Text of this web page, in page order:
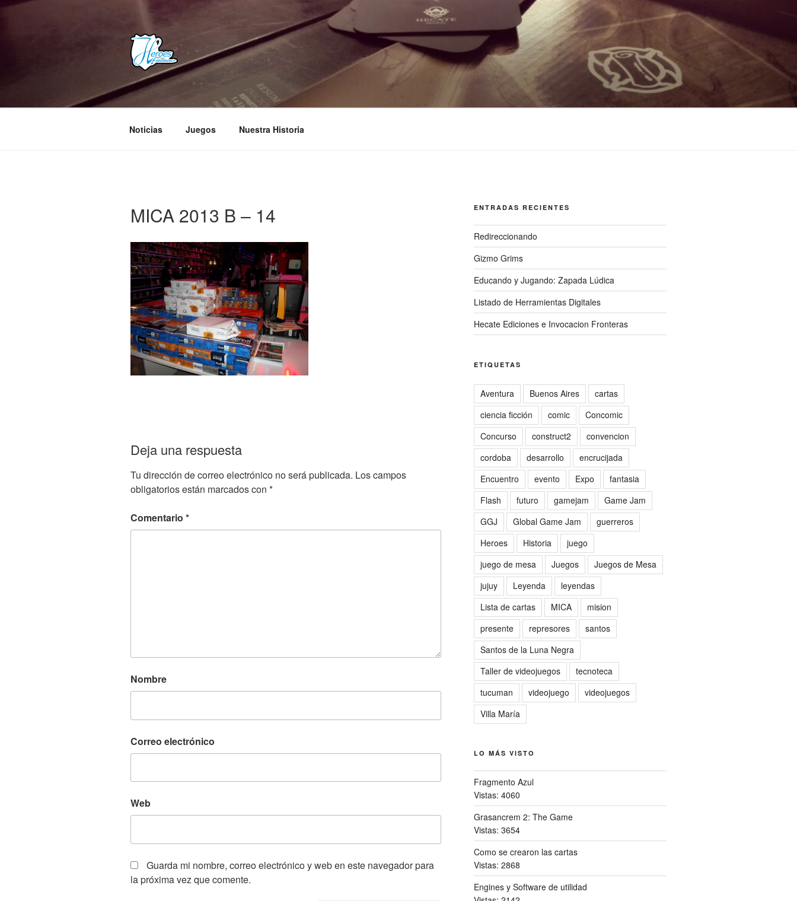
Saltar
HEROES ESTUDIOS
– Comunidad Creativa –
Noticias Juegos Nuestra Historia
MICA 2013 B – 14
Deja una respuesta
Tu dirección de correo electrónico no será publicada. Los campos
obligatorios están marcados con *
Comentario *
Nombre
Correo electrónico
Web
Guarda mi nombre, correo electrónico y web en este navegador para
la próxima vez que comente.
ENTRADAS RECIENTES
Redireccionando
Gizmo Grims
Educando y Jugando: Zapada Lúdica
Listado de Herramientas Digitales
Hecate Ediciones e Invocacion Fronteras
ETIQUETAS
Aventura Buenos Aires
cartas
ciencia ficción
comic
Concomic
Concurso
construct2
convencion
cordoba
desarrollo
encrucijada
Encuentro
evento Expo
fantasia
Flash
futuro gamejam
Game Jam
GGJ
Global Game Jam
guerreros
Heroes
Historia
juego
juego de mesa
Juegos
Juegos de Mesa
jujuy
Leyenda
leyendas
Lista de cartas
MICA
mision
presente
represores
santos
Santos de la Luna Negra
Taller de videojuegos
tecnoteca
tucuman
videojuego
videojuegos
Villa María
LO MÁS VISTO
Fragmento Azul
Vistas: 4060
Grasancrem 2: The Game
Vistas: 3654
Como se crearon las cartas
Vistas: 2868
Engines y Software de utilidad